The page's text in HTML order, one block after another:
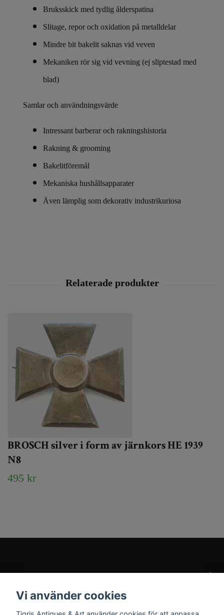
Bruksskick med tydlig ålderspatina
Slitage, repor och oxidation på metalldelar
Mindre bit bakelit saknas vid veven
Mekaniken rör sig vid vevning (ej sliptestad med
blad)
Samlar och användningsvärde
Intressant barberar och rakningshistoria
Rakning & grooming
Bakelitföremål
Mekaniska hushållsapparater
Även lämplig som dekorativ industrikuriosa
BROSCH silver i form av järnkors HE 1939
N8
495 kr
Sociala medier
Vi använder cookies